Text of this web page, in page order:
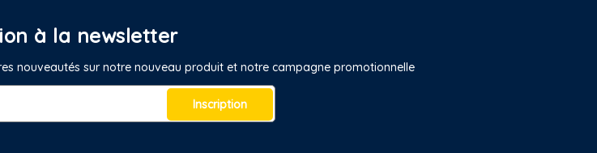
à la newsletter
nouveautés sur notre nouveau produit et notre campagne promotionnelle
Inscription